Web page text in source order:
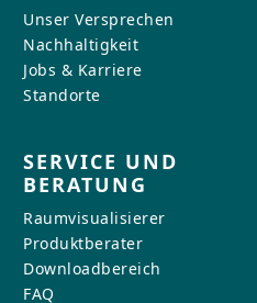
Unser Versprechen
Nachhaltigkeit
Jobs & Karriere
Standorte
SERVICE UND
BERATUNG
Raumvisualisierer
Produktberater
Downloadbereich
FAQ